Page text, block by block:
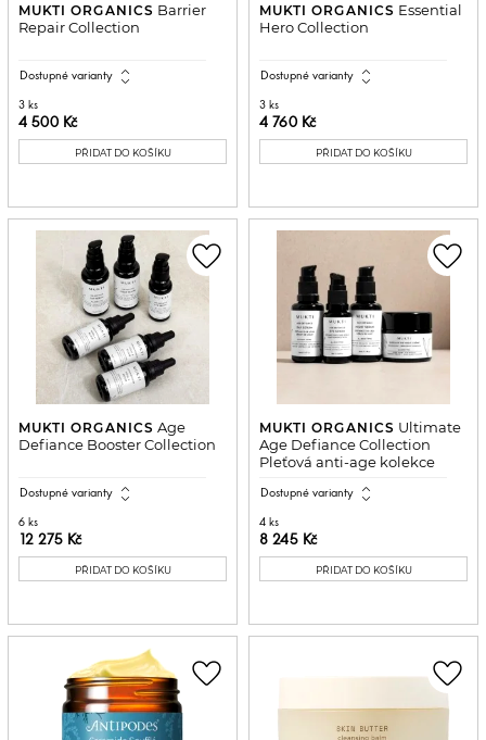
MUKTI ORGANICS Barrier
Repair Collection
Dostupné varianty expand_all
3 ks
4 500 Kč
PŘIDAT DO KOŠÍKU
MUKTI ORGANICS Essential
Hero Collection
Dostupné varianty expand_all
3 ks
4 760 Kč
PŘIDAT DO KOŠÍKU
MUKTI ORGANICS Age
Defiance Booster Collection
Dostupné varianty expand_all
6 ks
12 275 Kč
PŘIDAT DO KOŠÍKU
favorite_border
MUKTI ORGANICS Ultimate
Age Defiance Collection
Pleťová anti-age kolekce
Dostupné varianty expand_all
4 ks
8 245 Kč
PŘIDAT DO KOŠÍKU
favorite_border
favorite_border favorite_border